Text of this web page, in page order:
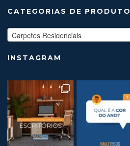
CATEGORIAS DE PRODUTO
Carpetes Residenciais
INSTAGRAM